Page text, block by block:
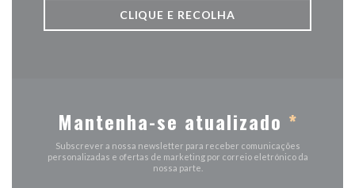
CLIQUE E RECOLHA
Mantenha-se atualizado *
Subscrever a nossa newsletter para receber comunicações
personalizadas e ofertas de marketing por correio eletrónico da
nossa parte.